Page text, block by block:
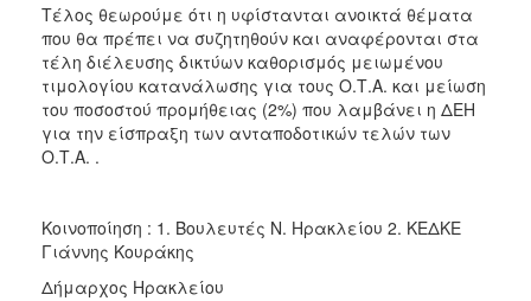
Τέλος θεωρούμε ότι η υφίστανται ανοικτά θέματα
που θα πρέπει να συζητηθούν και αναφέρονται στα
τέλη διέλευσης δικτύων καθορισμός μειωμένου
τιμολογίου κατανάλωσης για τους Ο.Τ.Α. και μείωση
του ποσοστού προμήθειας (2%) που λαμβάνει η ΔΕΗ
για την είσπραξη των ανταποδοτικών τελών των
Ο.Τ.Α. .
Κοινοποίηση : 1. Βουλευτές Ν. Ηρακλείου 2. ΚΕΔΚΕ
Γιάννης Κουράκης
Δήμαρχος Ηρακλείου